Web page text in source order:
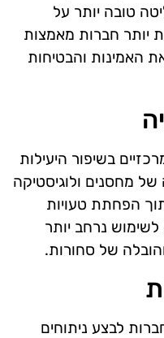
טובה יותר על
צפוי לראות יותר חברות מאמצות
האמינות והבטיחות
בשיפור היעילות
מחסנים ולוגיסטיקה
הפחתת טעויות
לצפות לשימוש נרחב יותר
של סחורות.
לבצע ניתוחים